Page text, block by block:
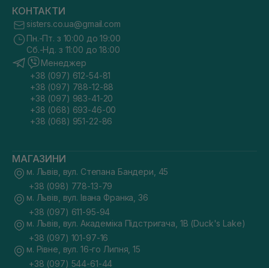
КОНТАКТИ
sisters.co.ua@gmail.com
Пн.-Пт. з 10:00 до 19:00
Сб.-Нд. з 11:00 до 18:00
Менеджер
+38 (097) 612-54-81
+38 (097) 788-12-88
+38 (097) 983-41-20
+38 (068) 693-46-00
+38 (068) 951-22-86
МАГАЗИНИ
м. Львів, вул. Степана Бандери, 45
+38 (098) 778-13-79
м. Львів, вул. Івана Франка, 36
+38 (097) 611-95-94
м. Львів, вул. Академіка Підстригача, 1В (Duck's Lake)
+38 (097) 101-97-16
м. Рівне, вул. 16-го Липня, 15
+38 (097) 544-61-44